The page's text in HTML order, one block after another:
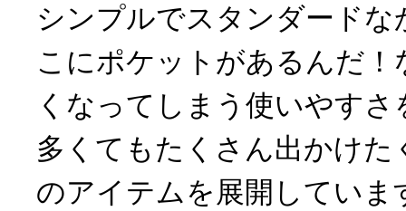
シンプルでスタンダード
こにポケットがあるんだ
くなってしまう使いやす
多くてもたくさん出かけた
のアイテムを展開していま